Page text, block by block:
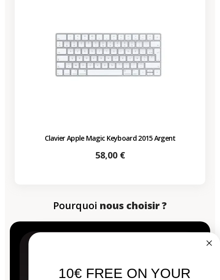
Clavier Apple Magic Keyboard 2015 Argent
Prix
58,00 €
Pourquoi nous choisir ?
10€ FREE ON YOUR